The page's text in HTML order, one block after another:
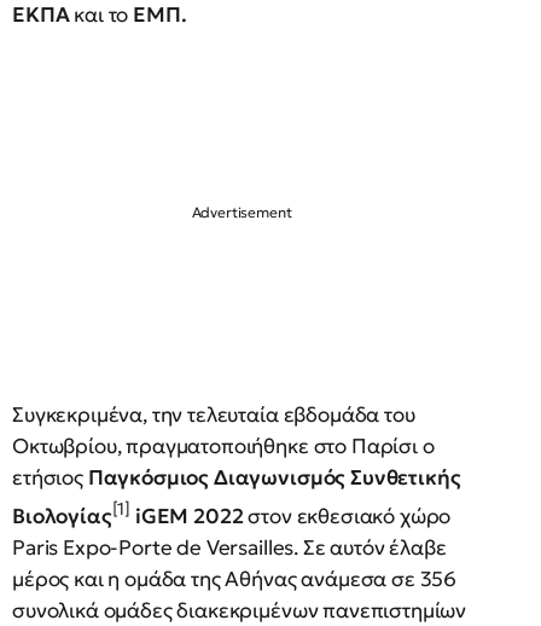
ΕΚΠΑκαι το ΕΜΠ.
Συγκεκριμένα, την τελευταία εβδομάδα του
Οκτωβρίου, πραγματοποιήθηκε στο Παρίσι ο
ετήσιος Παγκόσμιος Διαγωνισμός Συνθετικής
Βιολογίας[1] iGEM 2022στον εκθεσιακό χώρο
Paris Expo-Porte de Versailles. Σε αυτόν έλαβε
μέρος και η ομάδα της Αθήνας ανάμεσα σε 356
συνολικά ομάδες διακεκριμένων πανεπιστημίων